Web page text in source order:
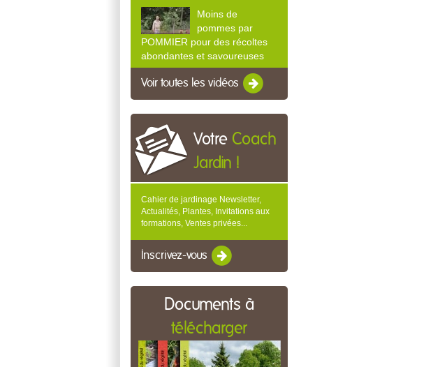
Moins de
pommes par
POMMIER pour des récoltes
abondantes et savoureuses
Voir toutes les vidéos
Votre Coach
Jardin !
Cahier de jardinage Newsletter,
Actualités, Plantes, Invitations aux
formations, Ventes privées...
Inscrivez-vous
Documents à
télécharger